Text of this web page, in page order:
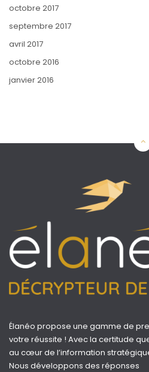
octobre 2017
septembre 2017
avril 2017
octobre 2016
janvier 2016
Élanéo propose une gamme de
votre réussite ! Avec la certitude
au cœur de l’information
Nous développons des réponses